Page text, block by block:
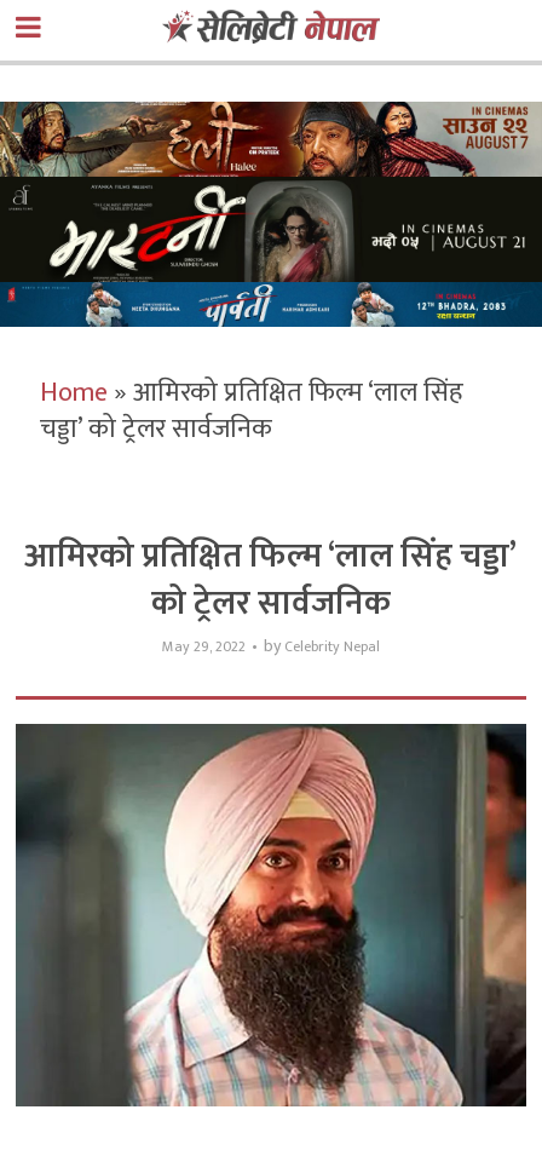
Home»आमिरको प्रतिक्षित फिल्म ‘लाल सिंह
चड्डा’ को ट्रेलर सार्वजनिक
आमिरको प्रतिक्षित फिल्म ‘लाल सिंह चड्डा’
को ट्रेलर सार्वजनिक
May 29, 2022 by Celebrity Nepal